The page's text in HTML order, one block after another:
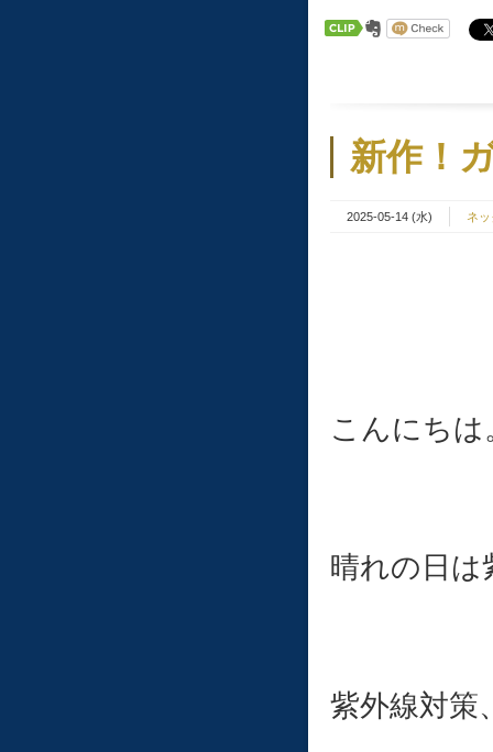
新作！
2025-05-14 (水) ネ
こんにちは
晴れの日は
紫外線対策